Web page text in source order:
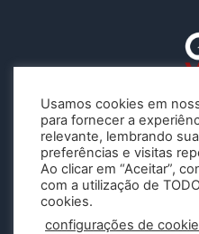
A Gevents atua
46.647.904/
Eventos LTDA
Siga-nos
Usamos cookies em
para fornecer a
relevante, lembrando
preferências e visitas
Ao clicar em “Aceitar”,
com a utilização de
cookies.
configurações de